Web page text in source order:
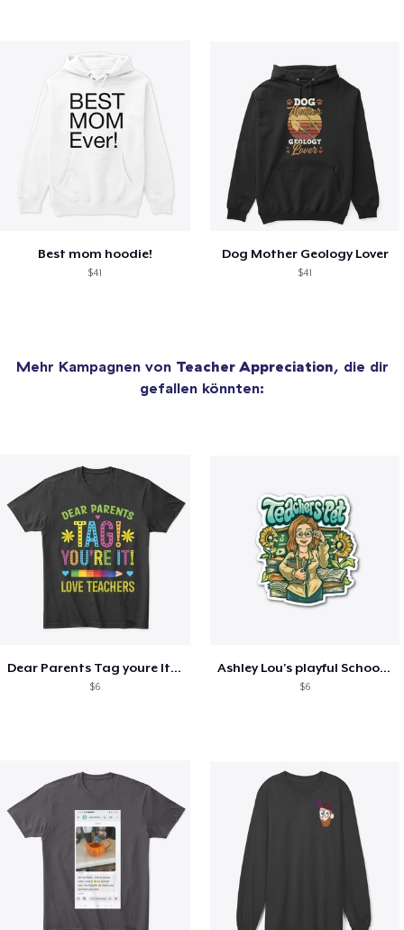
Best mom hoodie!
$41
Dog Mother Geology Lover
$41
Mehr Kampagnen von Teacher Appreciation, die dir
gefallen könnten:
Dear Parents Tag youre It Love Teachers
$6
Ashley Lou's playful School🏠 Collection
$6